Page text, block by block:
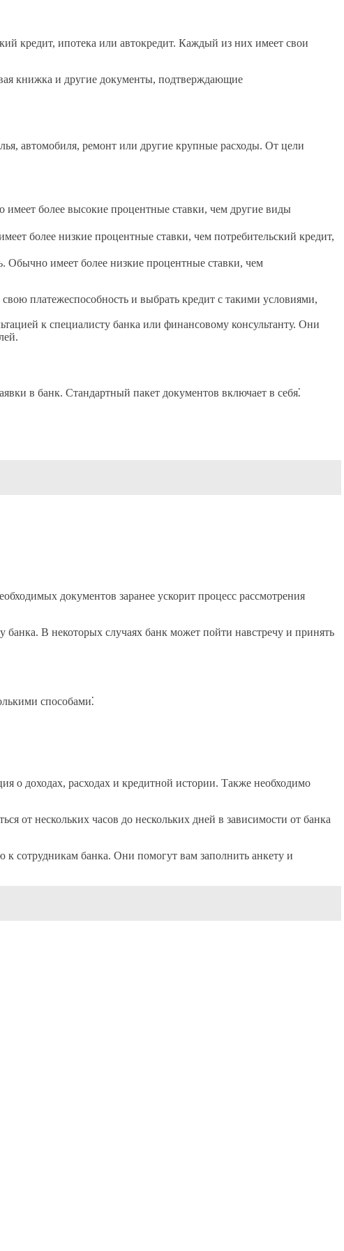
кредит, ипотека или автокредит. Каждый из них имеет свои
книжка и другие документы, подтверждающие
автомобиля, ремонт или другие крупные расходы. От цели
более высокие процентные ставки, чем другие виды
более низкие процентные ставки, чем потребительский кредит,
Обычно имеет более низкие процентные ставки, чем
платежеспособность и выбрать кредит с такими условиями,
к специалисту банка или финансовому консультанту. Они
в банк. Стандартный пакет документов включает в себя⁚
документов заранее ускорит процесс рассмотрения
банка. В некоторых случаях банк может пойти навстречу и принять
способами⁚
о доходах, расходах и кредитной истории. Также необходимо
от нескольких часов до нескольких дней в зависимости от банка
к сотрудникам банка. Они помогут вам заполнить анкету и